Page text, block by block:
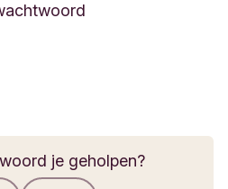
je geholpen?